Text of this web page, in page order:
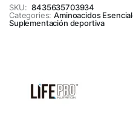
SKU: 8435635703934
Categories: Aminoacidos
Suplementación deportiva